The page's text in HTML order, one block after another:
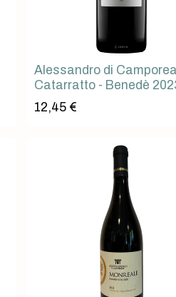
Alessandro di
Catarratto - Benedè
12,45 €